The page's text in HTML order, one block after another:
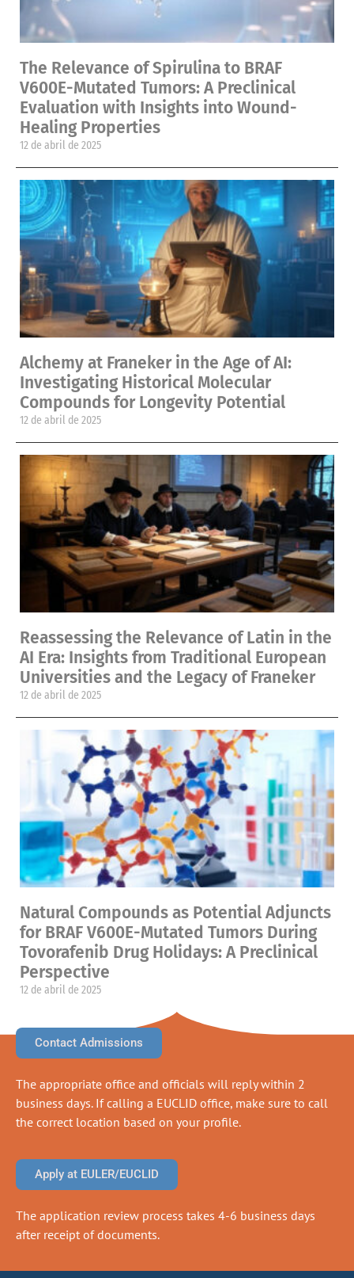
The Relevance of Spirulina to BRAF
V600E-Mutated Tumors: A Preclinical
Evaluation with Insights into Wound-
Healing Properties
12 de abril de 2025
Alchemy at Franeker in the Age of AI:
Investigating Historical Molecular
Compounds for Longevity Potential
12 de abril de 2025
Reassessing the Relevance of Latin in the
AI Era: Insights from Traditional European
Universities and the Legacy of Franeker
12 de abril de 2025
Natural Compounds as Potential Adjuncts
for BRAF V600E-Mutated Tumors During
Tovorafenib Drug Holidays: A Preclinical
Perspective
12 de abril de 2025
Contact Admissions
The appropriate office and officials will reply within 2
business days. If calling a EUCLID office, make sure to call
the correct location based on your profile.
Apply at EULER/EUCLID
The application review process takes 4-6 business days
after receipt of documents.